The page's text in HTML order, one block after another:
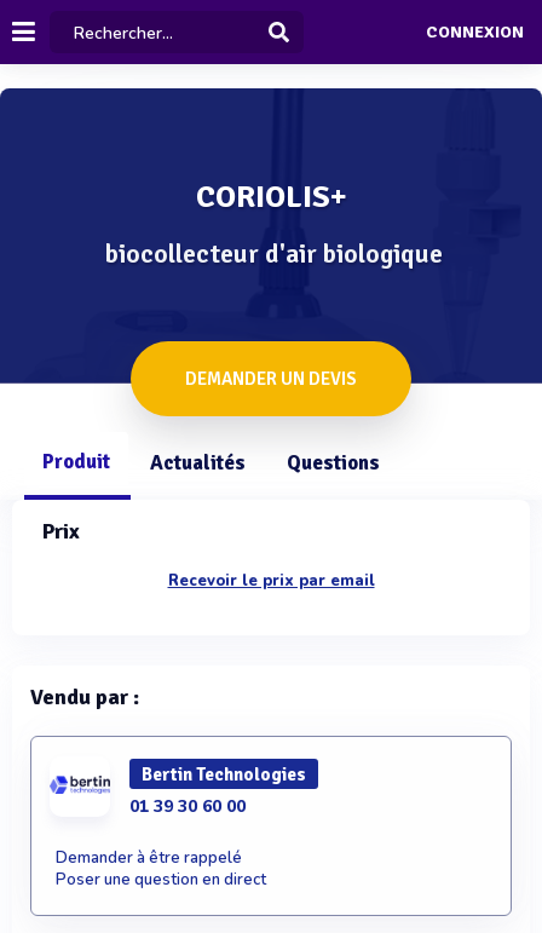
CONNEXION
CORIOLIS+
biocollecteur d'air biologique
DEMANDER UN DEVIS
Produit Actualités Questions
Prix
Recevoir le prix par email
Vendu par :
Bertin Technologies
01 39 30 60 00
Demander à être rappelé
Poser une question en direct